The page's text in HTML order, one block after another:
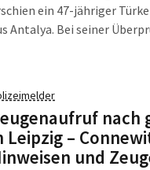
ein 47-jähriger
Antalya. Bei seiner
Leipzig –
und